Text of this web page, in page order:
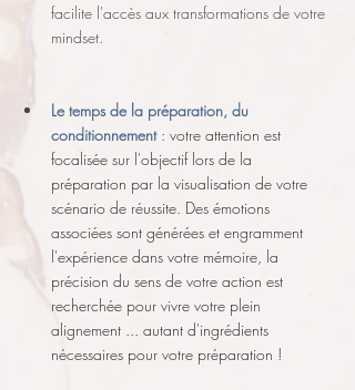
facilite l'accès aux transformations de votre
mindset.
Le temps de la préparation, du
conditionnement : votre attention est
focalisée sur l'objectif lors de la
préparation par la visualisation de votre
scénario de réussite. Des émotions
associées sont générées et engramment
l'expérience dans votre mémoire, la
précision du sens de votre action est
recherchée pour vivre votre plein
alignement ... autant d'ingrédients
nécessaires pour votre préparation !